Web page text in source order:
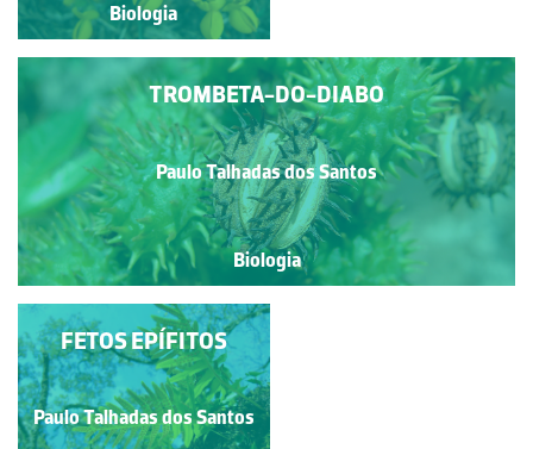
Biologia
TROMBETA-DO-DIABO
Paulo Talhadas dos Santos
Biologia
Biologia
TULIPA
Paulo Talhadas dos Santos
FETOS EPÍFITOS
Paulo Talhadas dos Santos